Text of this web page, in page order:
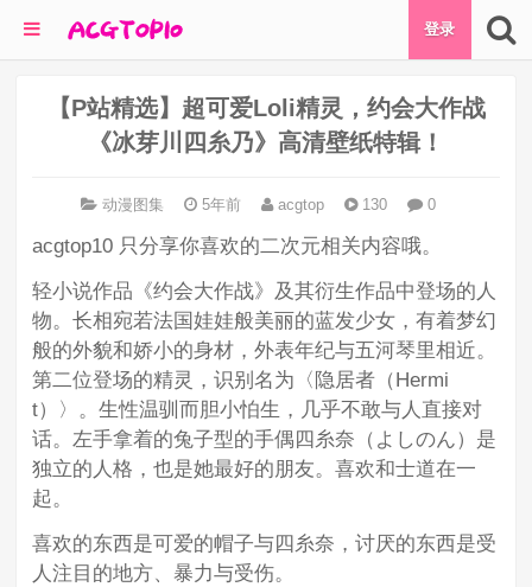
登录
【P站精选】超可爱Loli精灵，约会大作战
《冰芽川四糸乃》高清壁纸特辑！
动漫图集 5年前 acgtop 130 0
acgtop10 只分享你喜欢的二次元相关内容哦。
轻小说作品《约会大作战》及其衍生作品中登场的人
物。长相宛若法国娃娃般美丽的蓝发少女，有着梦幻
般的外貌和娇小的身材，外表年纪与五河琴里相近。
第二位登场的精灵，识别名为〈隐居者（Hermi
t）〉。生性温驯而胆小怕生，几乎不敢与人直接对
话。左手拿着的兔子型的手偶四糸奈（よしのん）是
独立的人格，也是她最好的朋友。喜欢和士道在一
起。
喜欢的东西是可爱的帽子与四糸奈，讨厌的东西是受
人注目的地方、暴力与受伤。